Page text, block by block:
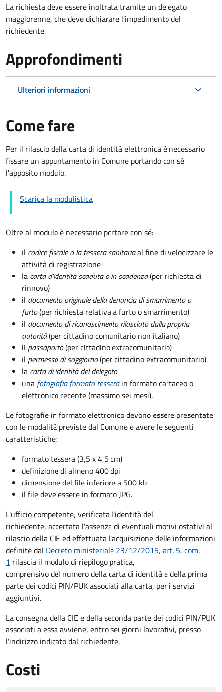
La richiesta deve essere inoltrata tramite un delegato
maggiorenne, che deve dichiarare l'impedimento del
richiedente.
Approfondimenti
Ulteriori informazioni
Come fare
Per il rilascio della carta di identità elettronica è necessario
fissare un appuntamento in Comune portando con sé
l'apposito modulo.
Scarica la modulistica
Oltre al modulo è necessario portare con sé:
il codice fiscale o la tessera sanitariaal fine di velocizzare le
attività di registrazione
la carta d'identità scaduta o in scadenza(per richiesta di
rinnovo)
il documento originale della denuncia di smarrimento o
furto(per richiesta relativa a furto o smarrimento)
il documento di riconoscimento rilasciato dalla propria
autorità(per cittadino comunitario non italiano)
il passaporto(per cittadino extracomunitario)
il permesso di soggiorno(per cittadino extracomunitario)
la carta di identità del delegato
una fotografia formato tessera in formato cartaceo o
elettronico recente (massimo sei mesi).
Le fotografie in formato elettronico devono essere presentate
con le modalità previste dal Comune e avere le seguenti
caratteristiche:
formato tessera (3,5 x 4,5 cm)
definizione di almeno 400 dpi
dimensione del file inferiore a 500 kb
il file deve essere in formato JPG.
L'ufficio competente, verificata l'identità del
richiedente, accertata l'assenza di eventuali motivi ostativi al
rilascio della CIE ed effettuata l'acquisizione delle informazioni
definite dal Decreto ministeriale 23/12/2015, art. 5, com.
1 rilascia il modulo di riepilogo pratica,
comprensivo del numero della carta di identità e della prima
parte dei codici PIN/PUK associati alla carta, per i servizi
aggiuntivi.
La consegna della CIE e della seconda parte dei codici PIN/PUK
associati a essa avviene, entro sei giorni lavorativi, presso
l'indirizzo indicato dal richiedente.
Costi